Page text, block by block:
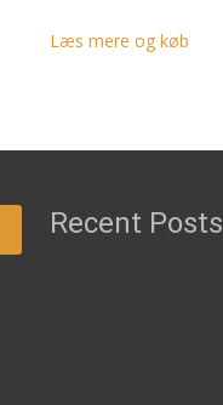
Læs mere og køb
Recent Posts